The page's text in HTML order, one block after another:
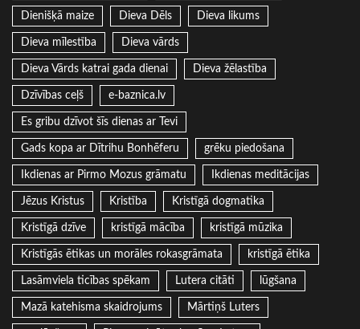
Dienišķā maize Dieva Dēls Dieva likums
Dieva mīlestība Dieva vārds
Dieva Vārds katrai gada dienai Dieva žēlastība
Dzīvības ceļš e-baznica.lv
Es gribu dzīvot šīs dienas ar Tevi
Gads kopa ar Dītrihu Bonhēferu grēku piedošana
Ikdienas ar Pirmo Mozus grāmatu Ikdienas meditācijas
Jēzus Kristus Kristība Kristīgā dogmatika
Kristīgā dzīve kristīgā mācība kristīgā mūzika
Kristīgās ētikas un morāles rokasgrāmata kristīgā ētika
Lasāmviela ticības spēkam Lutera citāti lūgšana
Mazā katehisma skaidrojums Mārtiņš Luters